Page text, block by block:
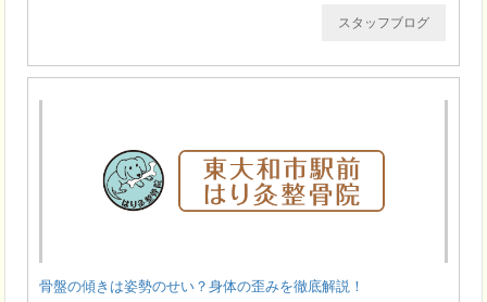
スタッフブログ
骨盤の傾きは姿勢のせい？身体の歪みを徹底解説！